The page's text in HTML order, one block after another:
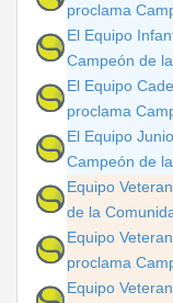
proclama
El Equipo
Campeón de
El Equipo
proclama
El Equipo
Campeón de
Equipo
de la
Equipo
proclama
Equipo